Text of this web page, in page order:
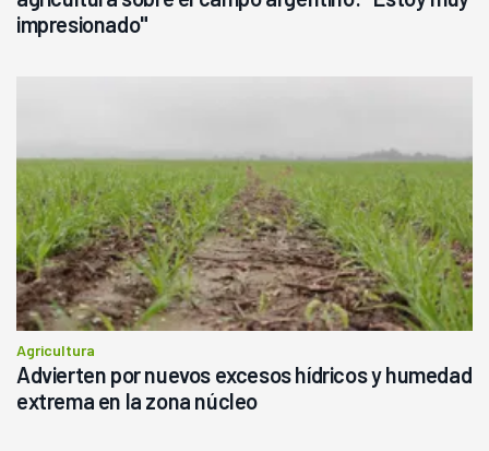
impresionado"
Agricultura
Advierten por nuevos excesos hídricos y humedad
extrema en la zona núcleo